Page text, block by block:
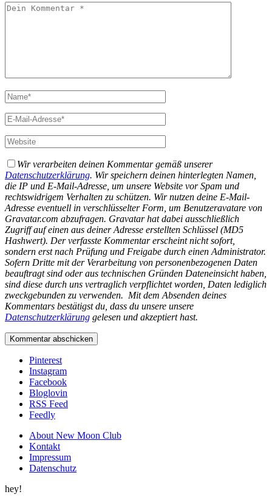
Wir verarbeiten deinen Kommentar gemäß unserer
Datenschutzerklärung. Wir speichern deinen hinterlegten Namen,
die IP und E-Mail-Adresse, um unsere Website vor Spam und
rechtswidrigem Verhalten zu schützen. Wir nutzen deine E-Mail-
Adresse eventuell in verschlüsselter Form, um Benutzeravatare von
Gravatar.com abzufragen. Gravatar hat dabei ausschließlich
Zugriff auf einen aus deiner Adresse erstellten Schlüssel (MD5
Hashwert). Der verfasste Kommentar erscheint nicht sofort,
sondern erst nach Prüfung und Freigabe durch einen Administrator.
Sofern Dritte mit der Verarbeitung von personenbezogenen Daten
beauftragt sind oder aus technischen Gründen Dateneinsicht haben,
sind diese durch uns vertraglich verpflichtet worden, Daten lediglich
zweckgebunden zu verwenden. Mit dem Absenden deines
Kommentars bestätigst du, dass du unsere unsere
Datenschutzerklärung gelesen und akzeptiert hast.
Pinterest
Instagram
Facebook
Bloglovin
RSS Feed
Feedly
About New Moon Club
Kontakt
Impressum
Datenschutz
hey!